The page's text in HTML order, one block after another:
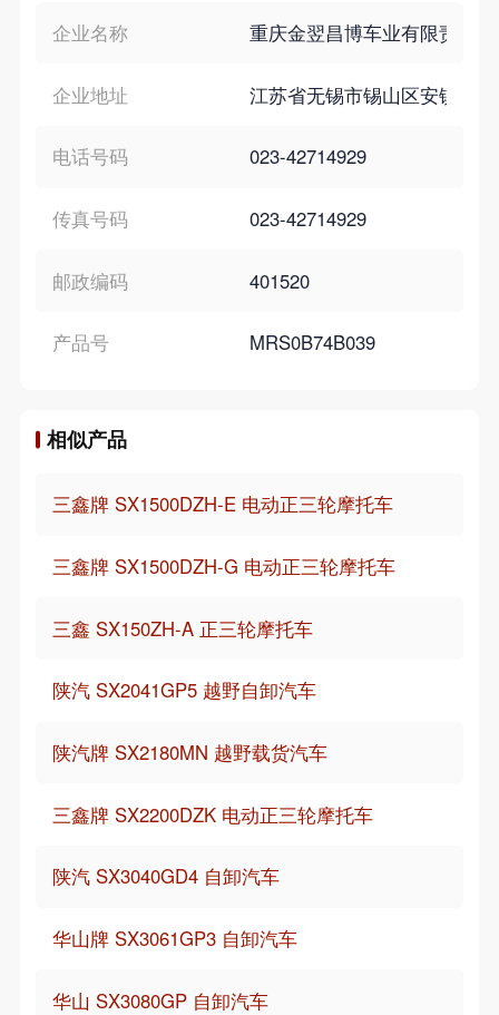
企业名称 重庆金翌昌博车业有限责任
企业地址 江苏省无锡市锡山区安镇镇(
电话号码 023-42714929
传真号码 023-42714929
邮政编码 401520
产品号 MRS0B74B039
相似产品
三鑫牌 SX1500DZH-E 电动正三轮摩托车
三鑫牌 SX1500DZH-G 电动正三轮摩托车
三鑫 SX150ZH-A 正三轮摩托车
陕汽 SX2041GP5 越野自卸汽车
陕汽牌 SX2180MN 越野载货汽车
三鑫牌 SX2200DZK 电动正三轮摩托车
陕汽 SX3040GD4 自卸汽车
华山牌 SX3061GP3 自卸汽车
华山 SX3080GP 自卸汽车